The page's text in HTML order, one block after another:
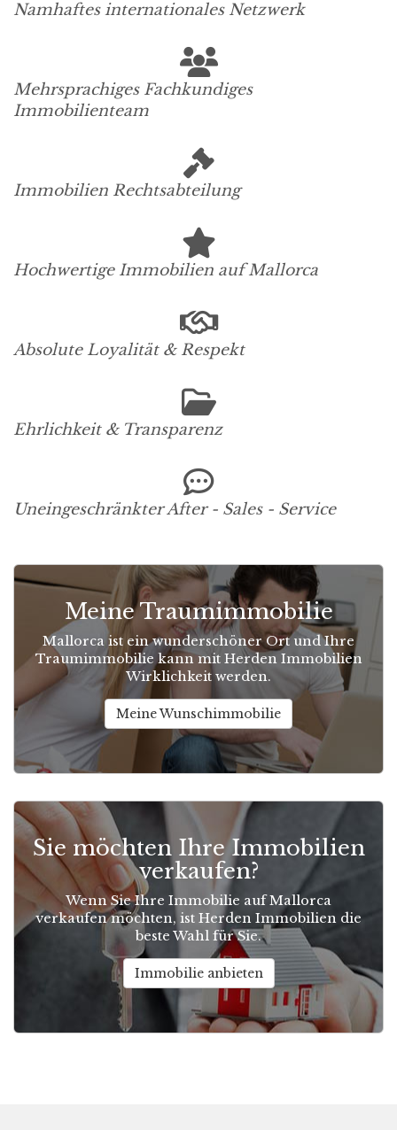
Namhaftes internationales Netzwerk
Mehrsprachiges Fachkundiges
Immobilienteam
Immobilien Rechtsabteilung
Hochwertige Immobilien auf Mallorca
Absolute Loyalität & Respekt
Ehrlichkeit & Transparenz
Uneingeschränkter After - Sales - Service
Meine Traumimmobilie
Mallorca ist ein wunderschöner Ort und Ihre
Traumimmobilie kann mit Herden Immobilien
Wirklichkeit werden.
Meine Wunschimmobilie
Sie möchten Ihre Immobilien
verkaufen?
Wenn Sie Ihre Immobilie auf Mallorca
verkaufen möchten, ist Herden Immobilien die
beste Wahl für Sie.
Immobilie anbieten